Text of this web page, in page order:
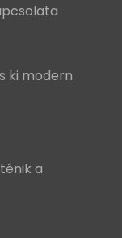
ki modern
a